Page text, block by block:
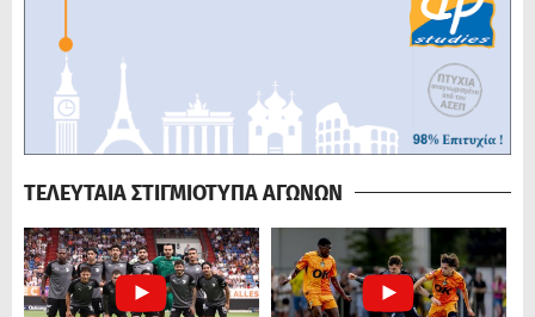
ΤΕΛΕΥΤΑΙΑ ΣΤΙΓΜΙΟΤΥΠΑ ΑΓΩΝΩΝ